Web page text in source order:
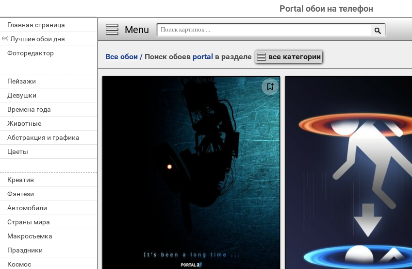
Portal обои на телефон
Главная страница
Лучшие обои дня
Фоторедактор
Пейзажи
Девушки
Времена года
Животные
Абстракция и графика
Цветы
Креатив
Фэнтези
Автомобили
Страны мира
Макросъемка
Праздники
Космос
Menu
Все обои/ Поиск обоев portalв разделе все категории